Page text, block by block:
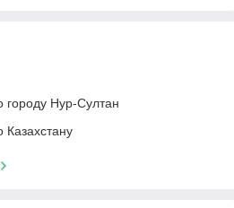
городу Нур-Султан
Казахстану